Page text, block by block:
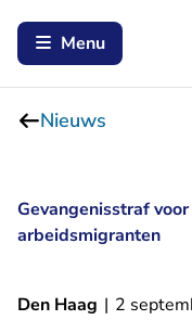
Menu
Nieuws
Gevangenisstraf
arbeidsmigranten
Den Haag | 2